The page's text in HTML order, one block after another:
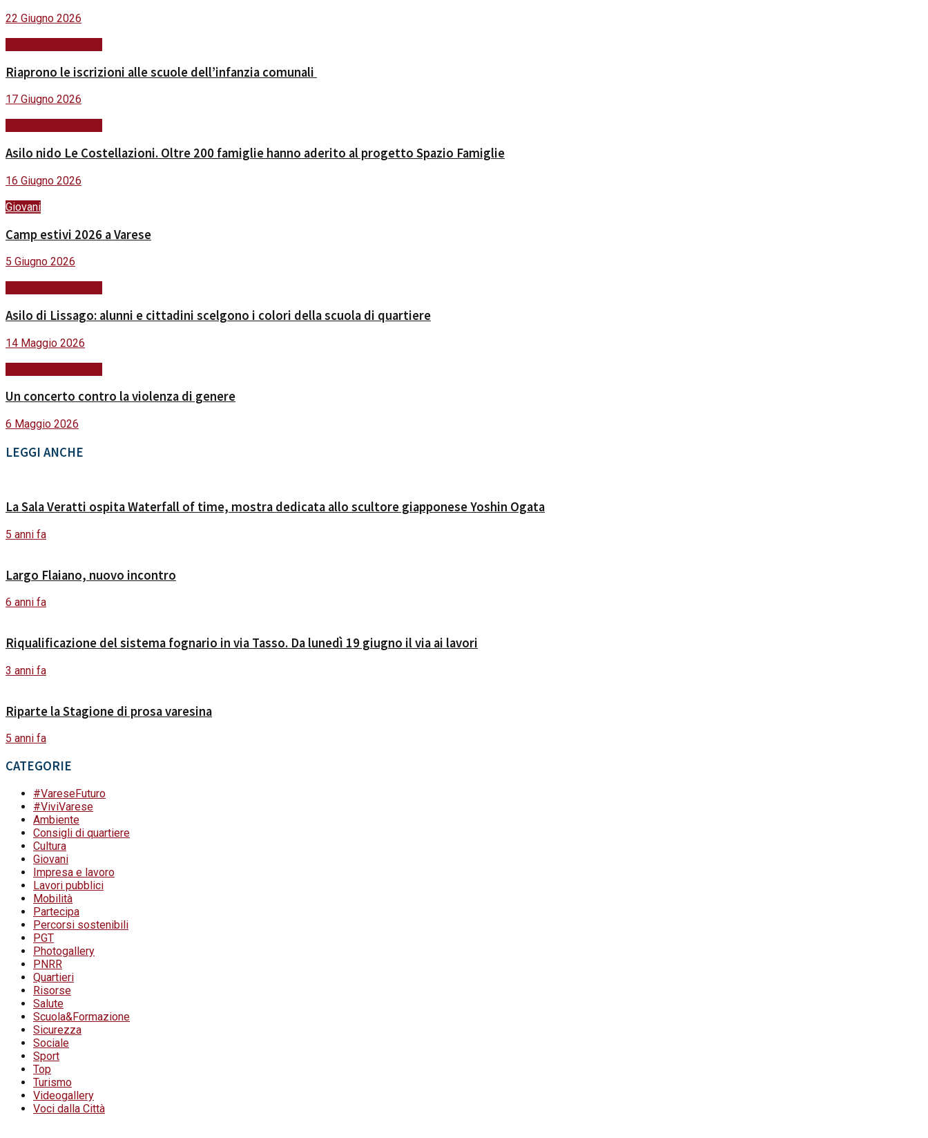
22 Giugno 2026
Riaprono le iscrizioni alle scuole dell’infanzia comunali
17 Giugno 2026
Asilo nido Le Costellazioni. Oltre 200 famiglie hanno aderito al progetto Spazio Famiglie
16 Giugno 2026
Giovani
Camp estivi 2026 a Varese
5 Giugno 2026
Asilo di Lissago: alunni e cittadini scelgono i colori della scuola di quartiere
14 Maggio 2026
Un concerto contro la violenza di genere
6 Maggio 2026
LEGGI ANCHE
La Sala Veratti ospita Waterfall of time, mostra dedicata allo scultore giapponese Yoshin Ogata
5 anni fa
Largo Flaiano, nuovo incontro
6 anni fa
Riqualificazione del sistema fognario in via Tasso. Da lunedì 19 giugno il via ai lavori
3 anni fa
Riparte la Stagione di prosa varesina
5 anni fa
CATEGORIE
#VareseFuturo
#ViviVarese
Ambiente
Consigli di quartiere
Cultura
Giovani
Impresa e lavoro
Lavori pubblici
Mobilità
Partecipa
Percorsi sostenibili
PGT
Photogallery
PNRR
Quartieri
Risorse
Salute
Scuola&Formazione
Sicurezza
Sociale
Sport
Top
Turismo
Videogallery
Voci dalla Città